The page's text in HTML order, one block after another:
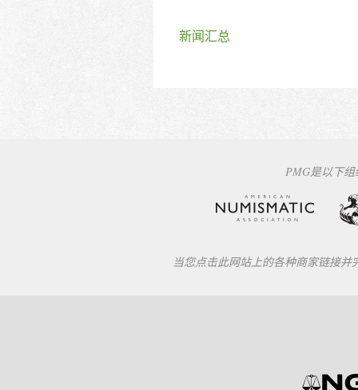
新闻汇总
PMG是以下
当您点击此网站上的各种商家链接